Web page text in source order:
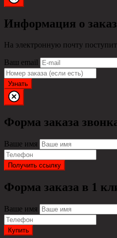
Информация о
На электронную почту
Ваш email
Узнать
Форма заказа
Ваше имя
Получить ссылку
Форма заказа в 1
Ваше имя
Купить